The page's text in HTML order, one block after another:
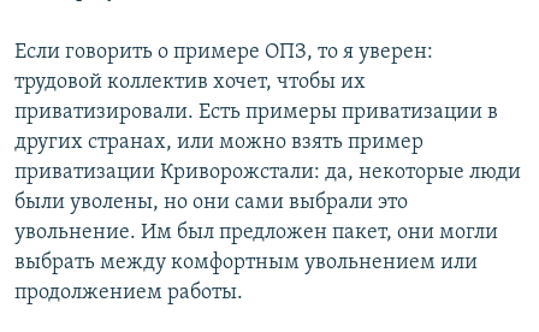
Если говорить о примере ОПЗ, то я уверен:
трудовой коллектив хочет, чтобы их
приватизировали. Есть примеры приватизации в
других странах, или можно взять пример
приватизации Криворожстали: да, некоторые люди
были уволены, но они сами выбрали это
увольнение. Им был предложен пакет, они могли
выбрать между комфортным увольнением или
продолжением работы.